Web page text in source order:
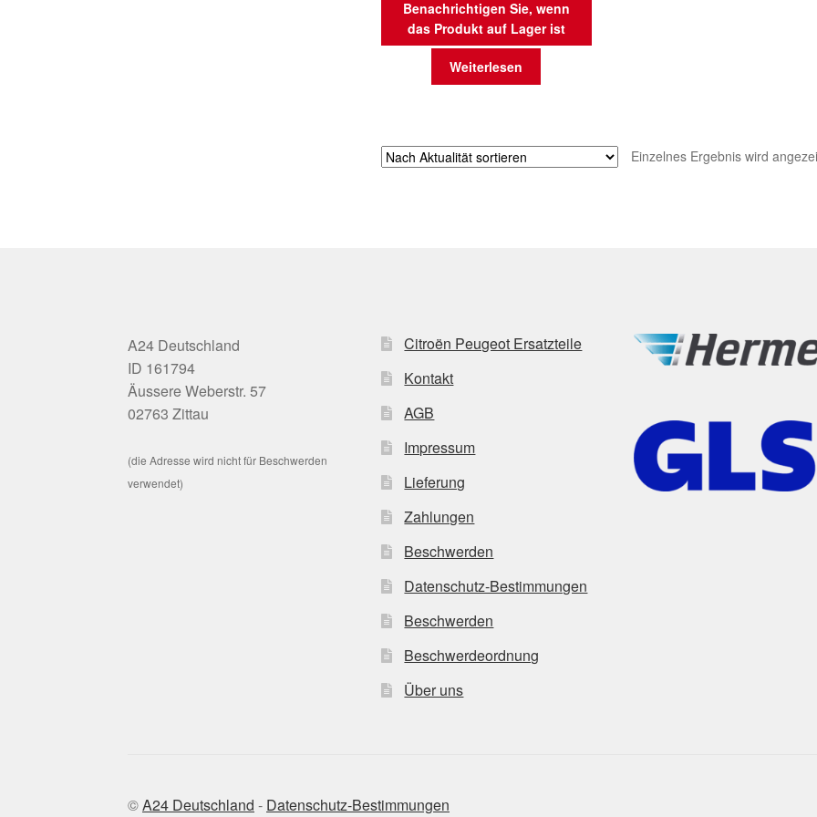
Benachrichtigen Sie, wenn
das Produkt auf Lager ist
Weiterlesen
Einzelnes Ergebnis wird
A24 Deutschland
ID 161794
Äussere Weberstr. 57
02763 Zittau
(die Adresse wird nicht für Beschwerden
verwendet)
Citroën Peugeot Ersatzteile
Kontakt
AGB
Impressum
Lieferung
Zahlungen
Beschwerden
Datenschutz-Bestimmungen
Beschwerden
Beschwerdeordnung
Über uns
©A24 Deutschland - Datenschutz-Bestimmungen